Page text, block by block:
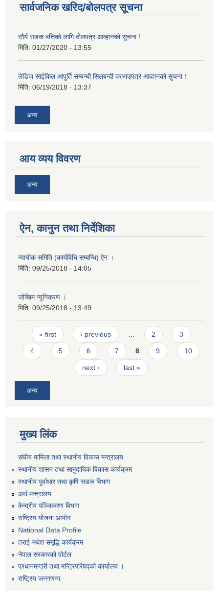
सार्वजनिक खरिद/बोलपत्र सूचना
सौर्य सडक बत्तिको लागि वोलपत्र आव्हानको सुचना !
मिति: 01/27/2020 - 13:55
लेडिज साईकिल आपुर्ति सम्बन्धी सिलबन्दी दरभाउपत्र आव्हानको सुचना !
मिति: 06/19/2018 - 13:37
अन्य
आय व्यय विवरण
अन्य
ऐन, कानुन तथा निर्देशिका
न्यायीक समिति (कार्यविधि सम्बन्धि) ऐन ।
मिति: 09/25/2018 - 14:05
जोखिम न्यूनिकरण ।
मिति: 09/25/2018 - 13:49
Pages
« first ‹ previous 2 3
4 5 6 7 8 9 10
next › last »
अन्य
मुख्य लिंक
संघीय मामिला तथा स्थानीय विकास मन्त्रालय
स्थानीय शासन तथा सामुदायिक विकास कार्यक्रम
स्थानीय पूर्वाधार तथा कृषि सडक विभाग
अर्थ मन्त्रालय
केन्द्रीय पञ्जिकरण विभाग
राष्ट्रिय योजना आयोग
National Data Profile
तराई-मधेश समृद्धि कार्यक्रम
नेपाल सरकारको पोर्टल
प्रधानमन्त्री तथा मन्त्रिपरिषद्को कार्यालय ।
राष्ट्रिय जनगणना